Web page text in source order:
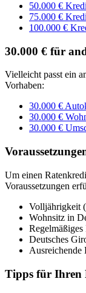
50.000 €
75.000 €
100.000 €
30.000 € für
Vielleicht passt ein
Vorhaben:
30.000 €
30.000 €
30.000 €
Um einen
Voraussetzungen
Volljährigkeit
Wohnsitz in
Deutsches
Ausreichende
Tipps für Ihren